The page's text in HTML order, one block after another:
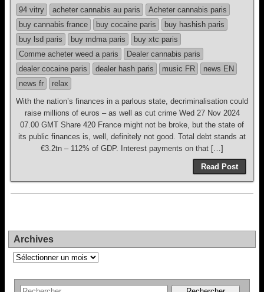
94 vitry acheter cannabis au paris
Acheter cannabis paris
buy cannabis france
buy cocaine paris
buy hashish paris
buy lsd paris
buy mdma paris
buy xtc paris
Comme acheter weed a paris
Dealer cannabis paris
dealer cocaine paris
dealer hash paris music FR
news EN
news fr
relax
With the nation’s finances in a parlous state, decriminalisation could
raise millions of euros – as well as cut crime Wed 27 Nov 2024
07.00 GMT Share 420 France might not be broke, but the state of
its public finances is, well, definitely not good. Total debt stands at
€3.2tn – 112% of GDP. Interest payments on that […]
Read Post
Archives
Archives